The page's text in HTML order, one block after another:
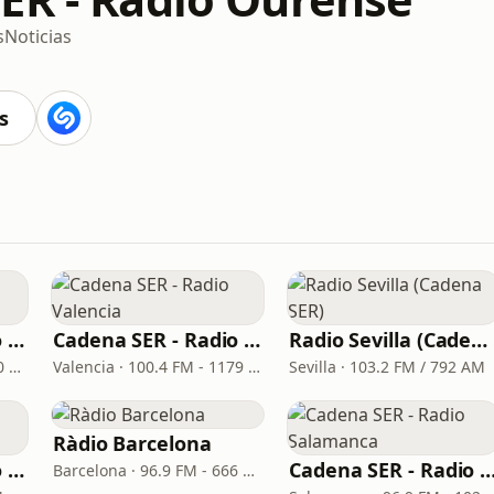
Noticias
Cadena SER - Radio Principal Monforte
Monforte de Lemos · 97.0 FM
Cadena SER - Radio Valencia
Valencia · 100.4 FM - 1179 AM
Radio Sevilla (Cadena SER)
Sevilla · 103.2 FM / 792 AM
Cadena SER - Radio Bilbao
Ràdio Barcelona
Barcelona · 96.9 FM - 666 AM Cadena SER -